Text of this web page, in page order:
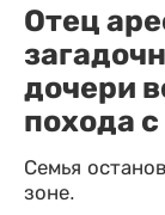
Отец
дочери
похода
Семья
зоне.